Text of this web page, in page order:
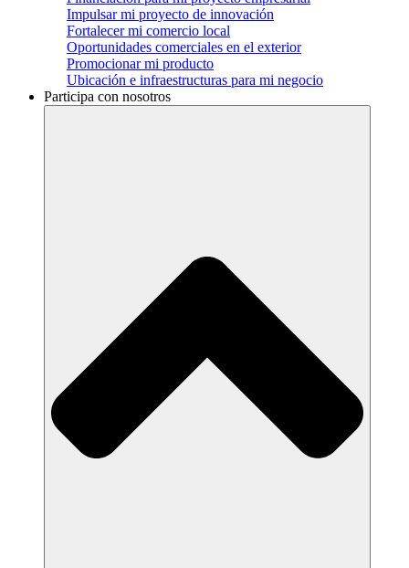
Impulsar mi proyecto de innovación
Fortalecer mi comercio local
Oportunidades comerciales en el exterior
Promocionar mi producto
Ubicación e infraestructuras para mi negocio
Participa con nosotros